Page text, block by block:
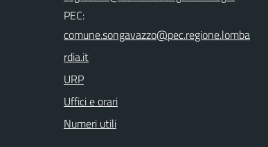
PEC:
URP
Uffici e orari
Numeri utili